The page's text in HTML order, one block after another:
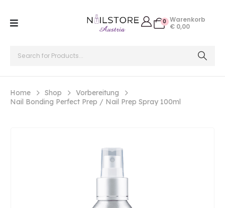
0 Warenkorb
€ 0,00
Home Shop
Vorbereitung
Nail Bonding Perfect Prep / Nail Prep Spray 100ml